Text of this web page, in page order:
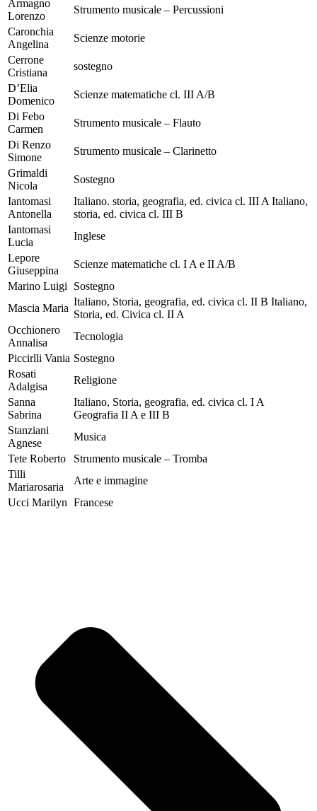
Armagno
Lorenzo
Strumento musicale – Percussioni
Caronchia
Angelina
Scienze motorie
Cerrone
Cristiana
sostegno
D’Elia
Domenico
Scienze matematiche cl. III A/B
Di Febo
Carmen
Strumento musicale – Flauto
Di Renzo
Simone
Strumento musicale – Clarinetto
Grimaldi
Nicola
Sostegno
Iantomasi
Antonella
Italiano. storia, geografia, ed. civica cl. III A Italiano,
storia, ed. civica cl. III B
Iantomasi
Lucia
Inglese
Lepore
Giuseppina
Scienze matematiche cl. I A e II A/B
Marino Luigi
Sostegno
Mascia Maria
Italiano, Storia, geografia, ed. civica cl. II B Italiano,
Storia, ed. Civica cl. II A
Occhionero
Annalisa
Tecnologia
Piccirlli Vania Sostegno
Rosati
Adalgisa
Religione
Sanna
Sabrina
Italiano, Storia, geografia, ed. civica cl. I A
Geografia II A e III B
Stanziani
Agnese
Musica
Tete Roberto
Strumento musicale – Tromba
Tilli
Mariarosaria
Arte e immagine
Ucci Marilyn Francese